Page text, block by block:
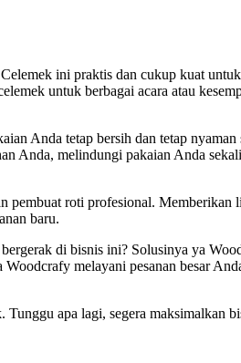
ini praktis dan cukup kuat untuk
untuk berbagai acara atau
Anda tetap bersih dan tetap nyaman
Anda, melindungi pakaian Anda
pembuat roti profesional.
baru.
di bisnis ini? Solusinya ya
melayani pesanan besar
apa lagi, segera maksimalkan